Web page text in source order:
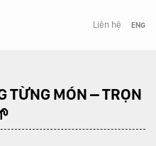
Liên hệ ENG
TỪNG MÓN – TRỌN